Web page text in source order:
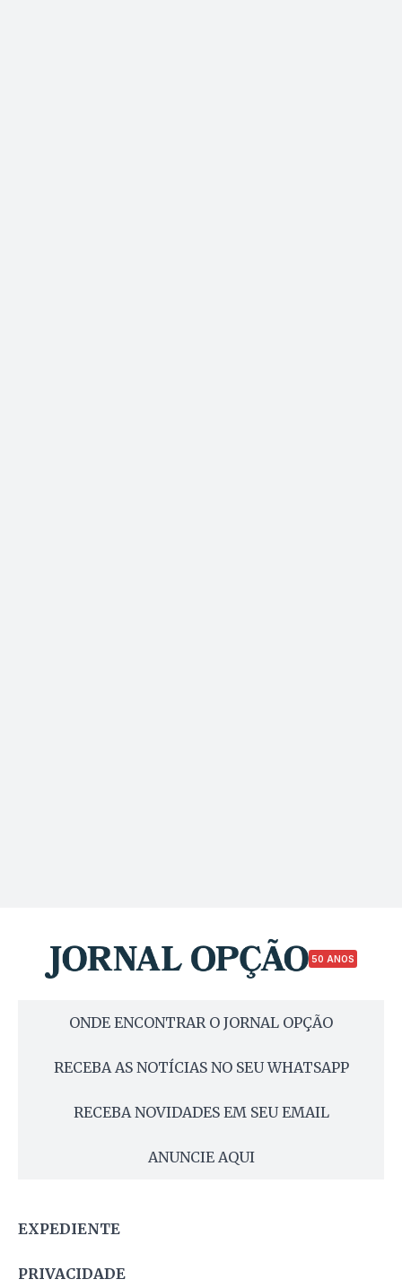
50 ANOS
ONDE ENCONTRAR O JORNAL OPÇÃO
RECEBA AS NOTÍCIAS NO SEU WHATSAPP
RECEBA NOVIDADES EM SEU EMAIL
ANUNCIE AQUI
EXPEDIENTE
PRIVACIDADE